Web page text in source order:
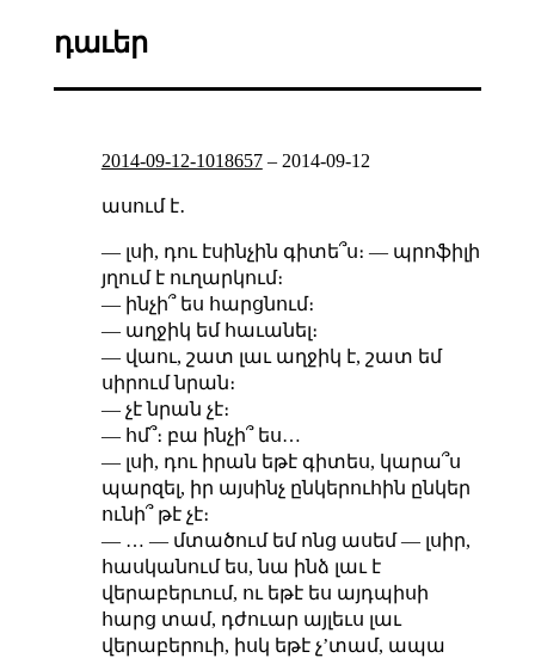
դաւեր
2014-09-12-1018657– 2014-09-12
ասում է․
— լսի, դու էսինչին գիտե՞ս։ — պրոֆիլի
յղում է ուղարկում։
— ինչի՞ ես հարցնում։
— աղջիկ եմ հաւանել։
— վաու, շատ լաւ աղջիկ է, շատ եմ
սիրում նրան։
— չէ նրան չէ։
— հմ՞։ բա ինչի՞ ես…
— լսի, դու իրան եթէ գիտես, կարա՞ս
պարզել, իր այսինչ ընկերուհին ընկեր
ունի՞ թէ չէ։
— … — մտածում եմ ոնց ասեմ — լսիր,
հասկանում ես, նա ինձ լաւ է
վերաբերւում, ու եթէ ես այդպիսի
հարց տամ, դժուար այլեւս լաւ
վերաբերուի, իսկ եթէ չʼտամ, ապա